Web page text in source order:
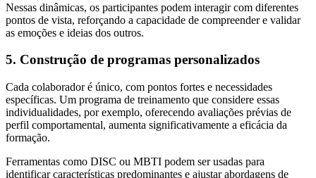
Nessas dinâmicas, os participantes podem interagir com diferentes
pontos de vista, reforçando a capacidade de compreender e validar
as emoções e ideias dos outros.
5. Construção de programas personalizados
Cada colaborador é único, com pontos fortes e necessidades
específicas. Um programa de treinamento que considere essas
individualidades, por exemplo, oferecendo avaliações prévias de
perfil comportamental, aumenta significativamente a eficácia da
formação.
Ferramentas como DISC ou MBTI podem ser usadas para
identificar características predominantes e ajustar abordagens de